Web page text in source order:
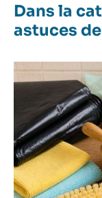
Dans la
astuces